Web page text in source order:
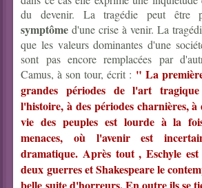
du devenir. La tragédie peut être
symptômed'une crise à venir. La
que les valeurs dominantes d'une
sont pas encore remplacées par
Camus, à son tour, écrit : " La
grandes périodes de l'art
l'histoire, à des périodes charnières, à
vie des peuples est lourde à la
menaces, où l'avenir est
dramatique. Après tout , Eschyle
deux guerres et Shakespeare le